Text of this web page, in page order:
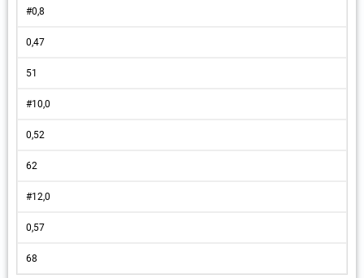
#0,8
0,47
51
#10,0
0,52
62
#12,0
0,57
68